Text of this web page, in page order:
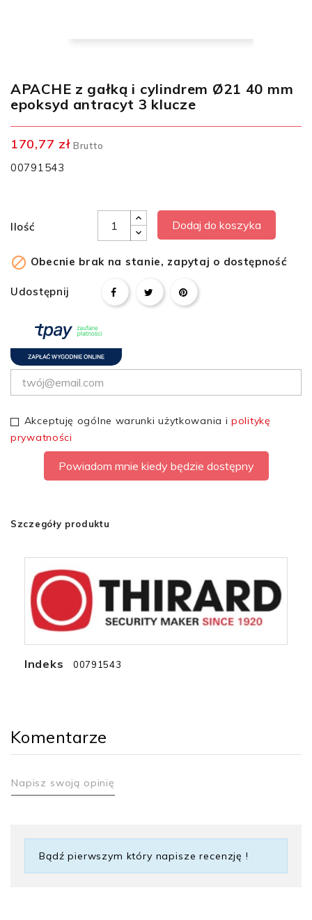
APACHE z gałką i cylindrem Ø21 40 mm
epoksyd antracyt 3 klucze
170,77 zł Brutto
00791543
Ilość Dodaj do koszyka
 Obecnie brak na stanie, zapytaj o dostępność
Udostępnij
Akceptuję ogólne warunki użytkowania ipolitykę
prywatności
Powiadom mnie kiedy będzie dostępny
Szczegóły produktu
Indeks 00791543
Komentarze
Napisz swoją opinię
Bądź pierwszym który napisze recenzję !